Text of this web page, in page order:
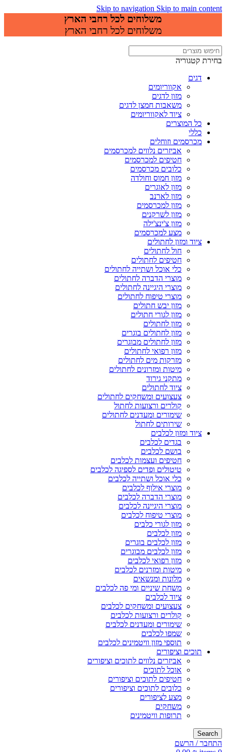
Skip to navigation Skip to main content
משלוחים לכל רחבי הארץ
משלוחים לכל רחבי הארץ
בחירת קטגוריה
דגים
אקווריומים
מזון לדגים
משאבות חמצן לדגים
ציוד לאקווריומים
כל המוצרים
כללי
מכרסמים וזוחלים
אביזרים נלווים למכרסמים
חטיפים למכרסמים
כלובים מכרסמים
מזון חמוס וחולדה
מזון לאוגרים
מזון לארנב
מזון למכרסמים
מזון לשרקנים
מזון צ'ינצ'ילה
מצע למכרסמים
ציוד ומזון לחתולים
חול לחתולים
חטיפים לחתולים
כלי אוכל ושתייה לחתולים
מוצרי הדברה לחתולים
מוצרי היגיינה לחתולים
מוצרי טיפוח לחתולים
מזון יבש חתולים
מזון לגורי חתולים
מזון לחתולים
מזון לחתולים בוגרים
מזון לחתולים מבוגרים
מזון רפואי לחתולים
מזרקות מים לחתולים
מיטות ומזרונים לחתולים
מתקני גירוד
ציוד לחתולים
צעצועים ומשחקים לחתולים
קולרים ורצועות לחתול
שימורים ומעדנים לחתולים
שירותים לחתול
ציוד ומזון לכלבים
בגדים לכלבים
בושם לכלבים
חטיפים ועצמות לכלבים
טיטולים ופדים לספיגה לכלבים
כלי אוכל ושתייה לכלבים
מוצרי אילוף לכלבים
מוצרי הדברה לכלבים
מוצרי היגיינה לכלבים
מוצרי טיפוח לכלבים
מזון לגורי כלבים
מזון לכלבים
מזון לכלבים בוגרים
מזון לכלבים מבוגרים
מזון רפואי לכלבים
מיטות ומזרנים לכלבים
מלונות ומנשאים
משחת שיניים ומי פה לכלבים
ציוד לכלבים
צעצועים ומשחקים לכלבים
קולרים ורצועות לכלבים
שימורים ומעדנים לכלבים
שמפו לכלבים
תוספי מזון וויטמינים לכלבים
תוכים וציפורים
אביזרים נלווים לתוכים וציפורים
אוכל לתוכים
חטיפים לתוכים וציפורים
כלובים לתוכים וציפורים
מצע לציפורים
משחקים
תרופות וויטמינים
Search
התחבר / הרשם